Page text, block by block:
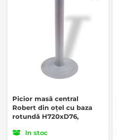
Picior masă central
Robert din oțel cu baza
rotundă H720xD76,
In stoc